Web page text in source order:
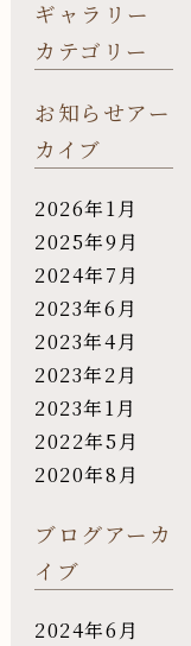
ギャラリー
カテゴリー
お知らせアー
カイブ
2026年1月
2025年9月
2024年7月
2023年6月
2023年4月
2023年2月
2023年1月
2022年5月
2020年8月
ブログアーカ
イブ
2024年6月